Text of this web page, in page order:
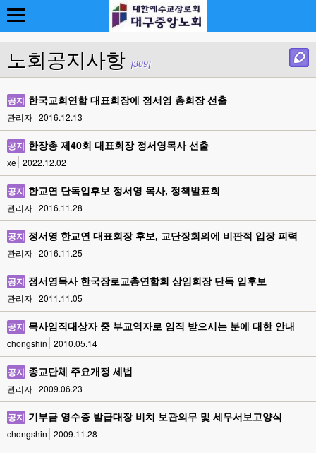
노회공지사항 [309]
공지 한국교회연합 대표회장에 정서영 총회장 선출
관리자 2016.12.13
공지 한장총 제40회 대표회장 정서영목사 선출
xe 2022.12.02
공지 한교연 단독입후보 정서영 목사, 정책발표회
관리자 2016.11.28
공지 정서영 한교연 대표회장 후보, 교단장회의에 비판적 입장 피력
관리자 2016.11.25
공지 정서영목사 한국장로교총연합회 상임회장 단독 입후보
관리자 2011.11.05
공지 목사임직대상자 중 부교역자로 임직 받으시는 분에 대한 안내
chongshin 2010.05.14
공지 종교단체 주요개정 세법
관리자 2009.06.23
공지 기부금 영수증 발급대장 비치 보관의무 및 세무서보고양식
chongshin 2009.11.28